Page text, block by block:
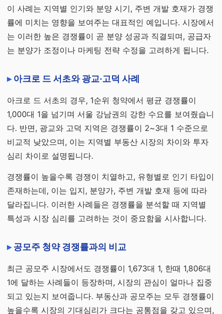
이 사례는 지역별 인기와 분양 시기, 주변 개발 호재가 경쟁
률에 미치는 영향을 보여주는 대표적인 예입니다. 시장에서
는 이러한 높은 경쟁률이 곧 분양 성공과 직결되며, 공급자
는 분양가 조정이나 마케팅 전략 수정을 고려하게 됩니다.
아크로 드 서초와 광교·고덕 사례
아크로 드 서초의 경우, 1순위 청약에서 평균 경쟁률이
1,000대 1을 넘기며 서울 강남권의 강한 수요를 보여줬습니
다. 반면, 광교와 고덕 지역은 경쟁률이 2~3대 1 수준으로
비교적 낮았으며, 이는 지역별 부동산 시장의 차이와 투자
심리 차이로 설명됩니다.
경쟁률이 높을수록 경쟁이 치열하고, 유형별로 인기 타입이
존재하는데, 이는 입지, 분양가, 주변 개발 호재 등에 따라
달라집니다. 이러한 사례들은 경쟁률을 분석할 때 지역별
특성과 시장 심리를 고려하는 것이 중요함을 시사합니다.
공모주 청약 경쟁률과의 비교
최근 공모주 시장에서도 경쟁률이 1,673대 1, 한때 1,806대
1에 달하는 사례들이 등장하며, 시장의 관심이 얼마나 집중
되고 있는지 보여줍니다. 부동산과 공모주는 모두 경쟁률이
높을수록 시장의 기대심리가 크다는 공통점을 갖고 있으며,